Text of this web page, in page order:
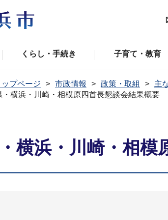
くらし・手続き 子育て・教育
プページ 市政情報 政策・取組 主
・横浜・川崎・相模原四首長懇談会結果概要
横浜・川崎・相模